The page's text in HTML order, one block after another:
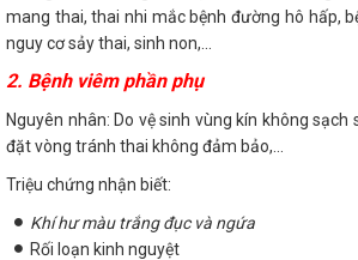
mang thai, thai nhi mắc bệnh đường hô hấp,
nguy cơ sảy thai, sinh non,...
2. Bệnh viêm phần phụ
Nguyên nhân: Do vệ sinh vùng kín không sạch
đặt vòng tránh thai không đảm bảo,...
Triệu chứng nhận biết:
Khí hư màu trắng đục và ngứa
Rối loạn kinh nguyệt